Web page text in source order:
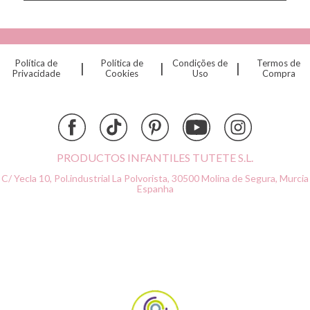
Cristina de Jos'h
Djeco
Política de
Privacidade
|
Política de
Cookies
|
Condições de
Uso
|
Termos de
Compra
PRODUCTOS INFANTILES TUTETE S.L.
C/ Yecla 10, Pol.industrial La Polvorista, 30500 Molina de Segura, Murcia
Espanha